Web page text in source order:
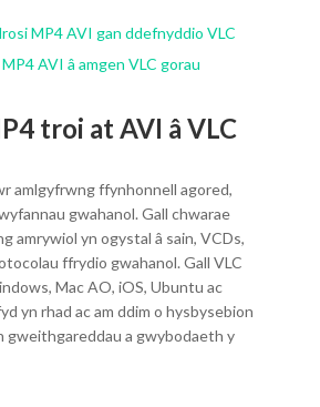
MP4 AVI gan ddefnyddio VLC
AVI â amgen VLC gorau
troi at AVI â VLC
amlgyfrwng ffynhonnell agored,
gwahanol. Gall chwarae
amrywiol yn ogystal â sain, VCDs,
ffrydio gwahanol. Gall VLC
Mac AO, iOS, Ubuntu ac
yn rhad ac am ddim o hysbysebion
gweithgareddau a gwybodaeth y